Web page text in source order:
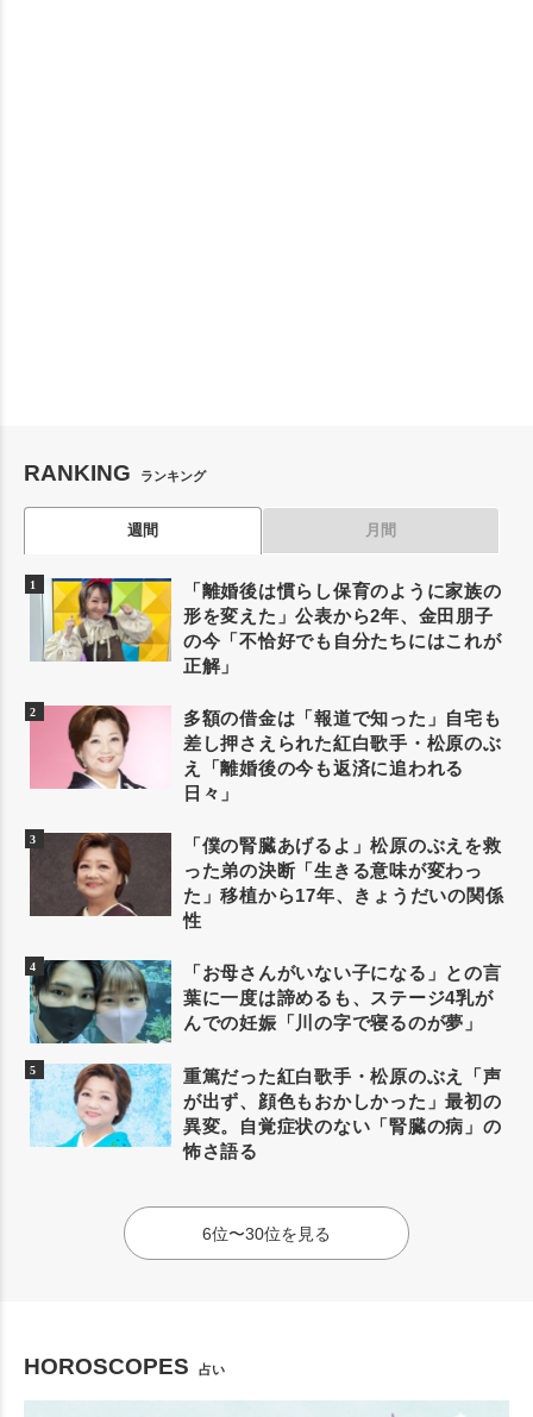
RANKING ランキング
週間 月間
「離婚後は慣らし保育のように家族の
形を変えた」公表から2年、金田朋子
の今「不恰好でも自分たちにはこれが
正解」
多額の借金は「報道で知った」自宅も
差し押さえられた紅白歌手・松原のぶ
え「離婚後の今も返済に追われる
日々」
「僕の腎臓あげるよ」松原のぶえを救
った弟の決断「生きる意味が変わっ
た」移植から17年、きょうだいの関係
性
「お母さんがいない子になる」との言
葉に一度は諦めるも、ステージ4乳が
んでの妊娠「川の字で寝るのが夢」
重篤だった紅白歌手・松原のぶえ「声
が出ず、顔色もおかしかった」最初の
異変。自覚症状のない「腎臓の病」の
怖さ語る
6位〜30位を見る
HOROSCOPES 占い